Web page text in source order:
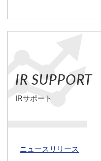
IR SUPPORT
IRサポート
ニュースリリース